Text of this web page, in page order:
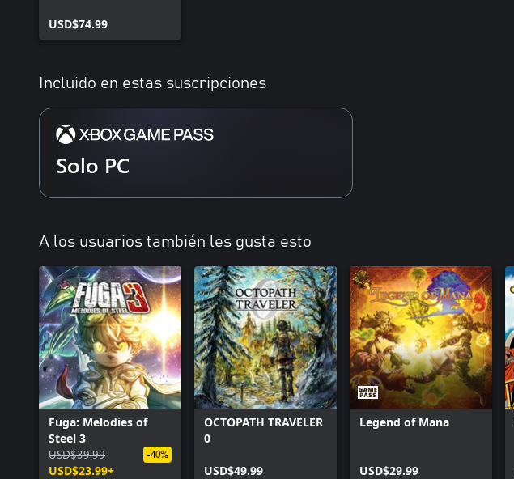
USD$74.99
Incluido en estas suscripciones
Solo PC
A los usuarios también les gusta esto
Fuga: Melodies of
Steel 3
USD$39.99
USD$23.99+
-40%
OCTOPATH TRAVELER
0
USD$49.99
Legend of Mana
USD$29.99